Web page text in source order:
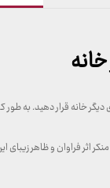
خانه قرار دهید. به
اثر فراوان و ظاهر